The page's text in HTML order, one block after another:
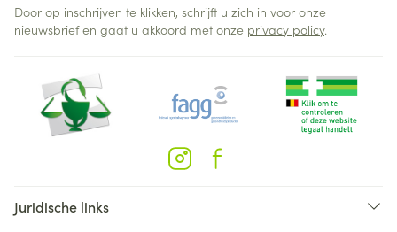
Door op inschrijven te klikken, schrijft u zich in voor onze
nieuwsbrief en gaat u akkoord met onze privacy policy.
Juridische links